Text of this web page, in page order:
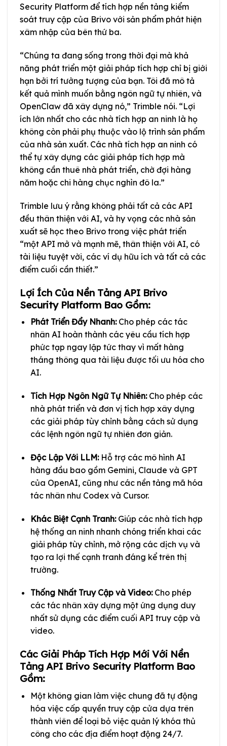
Security Platform để tích hợp nền tảng kiểm
soát truy cập của Brivo với sản phẩm phát hiện
xâm nhập của bên thứ ba.
“Chúng ta đang sống trong thời đại mà khả
năng phát triển một giải pháp tích hợp chỉ bị giới
hạn bởi trí tưởng tượng của bạn. Tôi đã mô tả
kết quả mình muốn bằng ngôn ngữ tự nhiên, và
OpenClaw đã xây dựng nó,” Trimble nói. “Lợi
ích lớn nhất cho các nhà tích hợp an ninh là họ
không còn phải phụ thuộc vào lộ trình sản phẩm
của nhà sản xuất. Các nhà tích hợp an ninh có
thể tự xây dựng các giải pháp tích hợp mà
không cần thuê nhà phát triển, chờ đợi hàng
năm hoặc chi hàng chục nghìn đô la.”
Trimble lưu ý rằng không phải tất cả các API
đều thân thiện với AI, và hy vọng các nhà sản
xuất sẽ học theo Brivo trong việc phát triển
“một API mở và mạnh mẽ, thân thiện với AI, có
tài liệu tuyệt vời, các ví dụ hữu ích và tất cả các
điểm cuối cần thiết.”
Lợi Ích Của Nền Tảng API Brivo
Security Platform Bao Gồm:
Phát Triển Đẩy Nhanh:Cho phép các tác
nhân AI hoàn thành các yêu cầu tích hợp
phức tạp ngay lập tức thay vì mất hàng
tháng thông qua tài liệu được tối ưu hóa cho
AI.
Tích Hợp Ngôn Ngữ Tự Nhiên:Cho phép các
nhà phát triển và đơn vị tích hợp xây dựng
các giải pháp tùy chỉnh bằng cách sử dụng
các lệnh ngôn ngữ tự nhiên đơn giản.
Độc Lập Với LLM:Hỗ trợ các mô hình AI
hàng đầu bao gồm Gemini, Claude và GPT
của OpenAI, cũng như các nền tảng mã hóa
tác nhân như Codex và Cursor.
Khác Biệt Cạnh Tranh:Giúp các nhà tích hợp
hệ thống an ninh nhanh chóng triển khai các
giải pháp tùy chỉnh, mở rộng các dịch vụ và
tạo ra lợi thế cạnh tranh đáng kể trên thị
trường.
Thống Nhất Truy Cập và Video:Cho phép
các tác nhân xây dựng một ứng dụng duy
nhất sử dụng các điểm cuối API truy cập và
video.
Các Giải Pháp Tích Hợp Mới Với Nền
Tảng API Brivo Security Platform Bao
Gồm:
Một không gian làm việc chung đã tự động
hóa việc cấp quyền truy cập cửa dựa trên
thành viên để loại bỏ việc quản lý khóa thủ
công cho các địa điểm hoạt động 24/7.